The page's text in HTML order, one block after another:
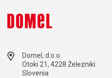
Domel, d.o.o.
Otoki 21, 4228 Železniki
Slovenia